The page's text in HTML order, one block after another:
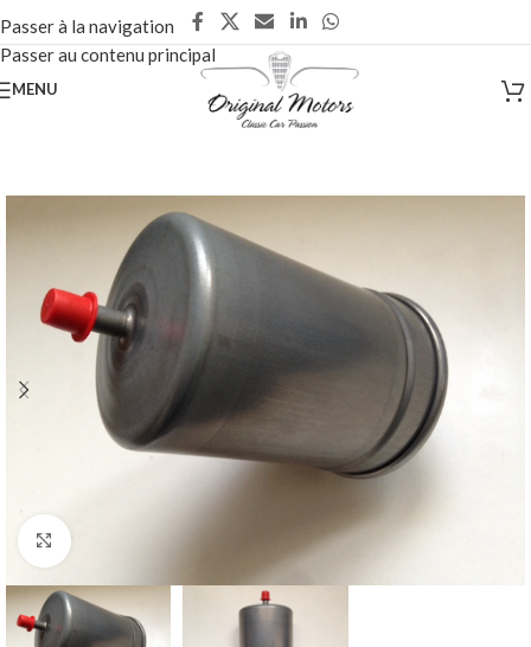
Passer à la navigation
Passer au contenu principal
MENU
Cliquez pour agrandir